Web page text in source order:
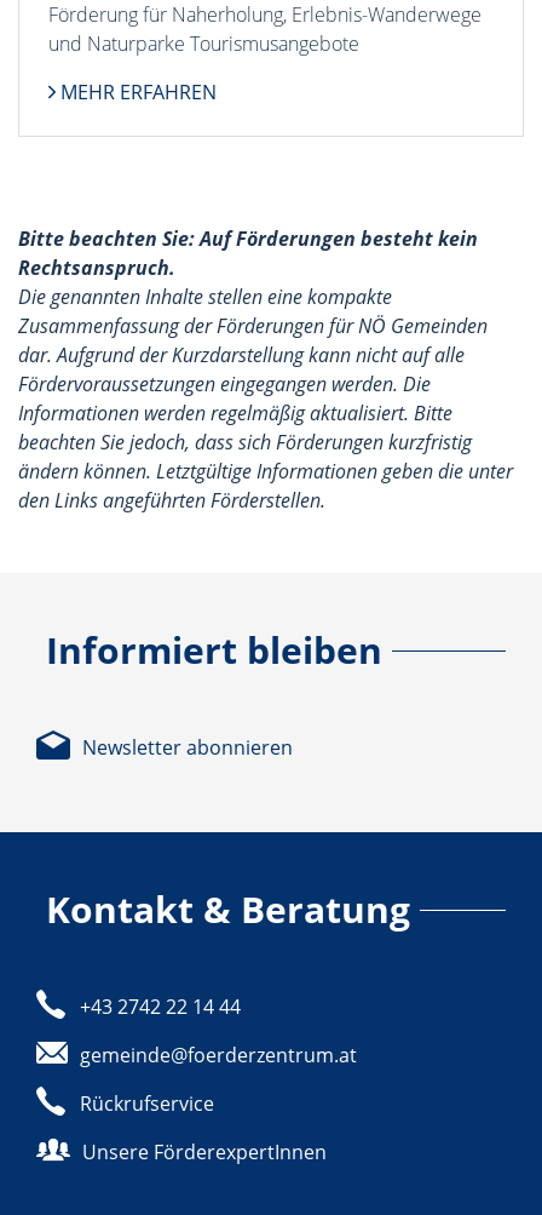
Förderung für Naherholung, Erlebnis-Wanderwege
und Naturparke Tourismusangebote
MEHR ERFAHREN
Bitte beachten Sie: Auf Förderungen besteht kein
Rechtsanspruch.
Die genannten Inhalte stellen eine kompakte
Zusammenfassung der Förderungen für NÖ Gemeinden
dar. Aufgrund der Kurzdarstellung kann nicht auf alle
Fördervoraussetzungen eingegangen werden. Die
Informationen werden regelmäßig aktualisiert. Bitte
beachten Sie jedoch, dass sich Förderungen kurzfristig
ändern können. Letztgültige Informationen geben die unter
den Links angeführten Förderstellen.
Informiert bleiben
Newsletter abonnieren
Kontakt & Beratung
+43 2742 22 14 44
gemeinde@foerderzentrum.at
Rückrufservice
Unsere FörderexpertInnen